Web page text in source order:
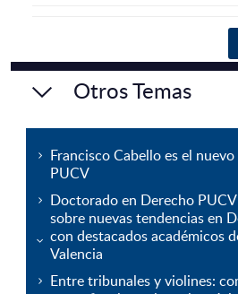
Otros Temas
Francisco Cabello es el
PUCV
Doctorado en Derecho
sobre nuevas tendencias en
con destacados académicos
Valencia
Entre tribunales y violines: